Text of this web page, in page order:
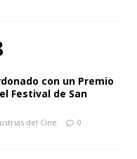
con un Premio
Festival de San
del Cine 0